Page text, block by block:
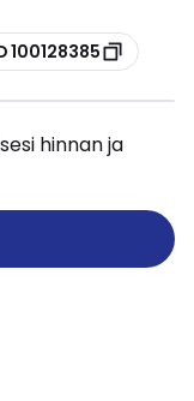
100128385
hinnan ja